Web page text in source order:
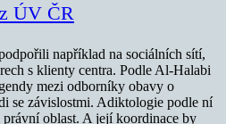
ÚV ČR
například na sociálních sítí,
s klienty centra. Podle Al-Halabi
mezi odborníky obavy o
se závislostmi. Adiktologie podle ní
oblast. A její koordinace by